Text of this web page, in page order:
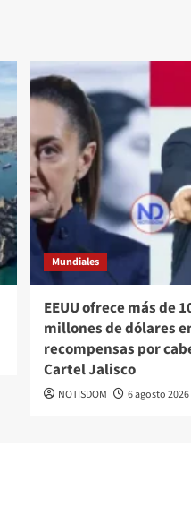
Mundiales
EEUU ofrece más de
millones de dólares
recompensas por
Cartel Jalisco
NOTISDOM 6 agosto 2026